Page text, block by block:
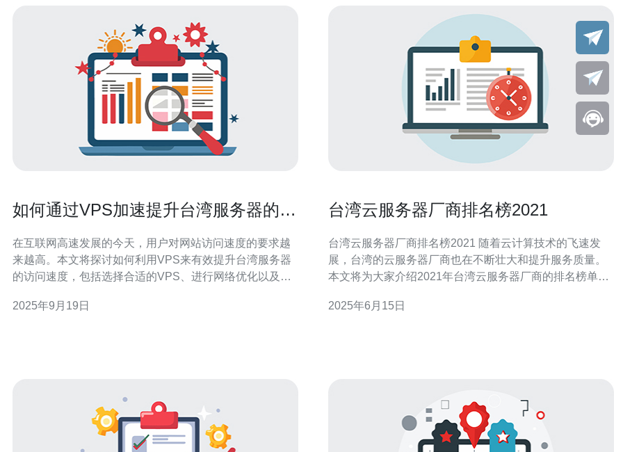
如何通过VPS加速提升台湾服务器的访
在互联网高速发展的今天，用户对网站访问速度的要求越
来越高。本文将探讨如何利用VPS来有效提升台湾服务器
的访问速度，包括选择合适的VPS、进行网络优化以及配
验，提高网站的访问效率。 选择哪个VPS提供商可以提升
2025年9月19日
台湾云服务器厂商排名榜2021
台湾云服务器厂商排名榜2021 随着云计算技术的飞速发
展，台湾的云服务器厂商也在不断壮大和提升服务质量。
本文将为大家介绍2021年台湾云服务器厂商的排名榜单，
研和用户口碑，2021年台湾云服务器厂商排名如下： 台灣
2025年6月15日